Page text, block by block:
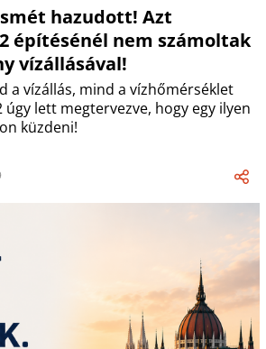
hazudott! Azt
építésénél nem számoltak
vízállásával!
a vízállás, mind a vízhőmérséklet
lett megtervezve, hogy egy ilyen
küzdeni!